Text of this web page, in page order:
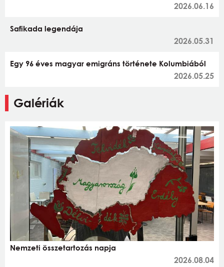
2026.06.16
Safikada legendája
2026.05.31
Egy 96 éves magyar emigráns története Kolumbiából
2026.05.25
Galériák
Nemzeti összetartozás napja
2026.08.04